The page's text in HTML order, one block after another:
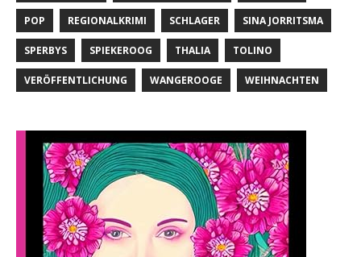
POP REGIONALKRIMI SCHLAGER SINA JORRITSMA
SPERBYS SPIEKEROOG THALIA TOLINO
VERÖFFENTLICHUNG WANGEROOGE WEIHNACHTEN